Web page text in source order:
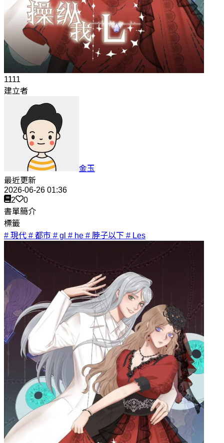
1111
建立者
金玉
最近更新
2026-06-26 01:36
2
0
書單簡介
標籤
# 現代 # 都市 # gl # he # 脖子以下 # Les